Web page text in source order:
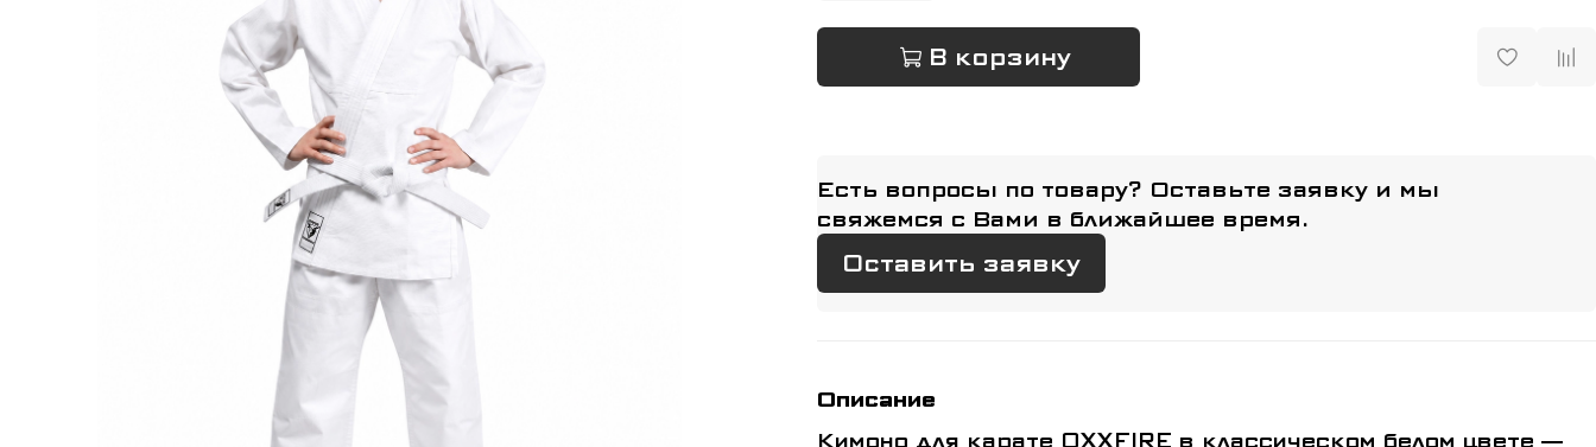
В корзину
Есть вопросы по товару? Оставьте заявку и мы
свяжемся с Вами в ближайшее время.
Оставить заявку
Описание
Кимоно для карате OXXFIRE в классическом белом цвете —